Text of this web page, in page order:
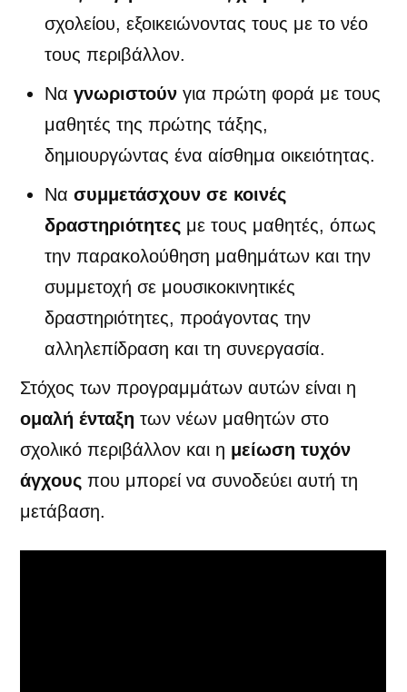
σχολείου, εξοικειώνοντας τους με το νέο
τους περιβάλλον.
Ναγνωριστούν για πρώτη φορά με τους
μαθητές της πρώτης τάξης,
δημιουργώντας ένα αίσθημα οικειότητας.
Νασυμμετάσχουν σε κοινές
δραστηριότητες με τους μαθητές, όπως
την παρακολούθηση μαθημάτων και την
συμμετοχή σε μουσικοκινητικές
δραστηριότητες, προάγοντας την
αλληλεπίδραση και τη συνεργασία.
Στόχος των προγραμμάτων αυτών είναι η
ομαλή ένταξη των νέων μαθητών στο
σχολικό περιβάλλον και η μείωση τυχόν
άγχους που μπορεί να συνοδεύει αυτή τη
μετάβαση.